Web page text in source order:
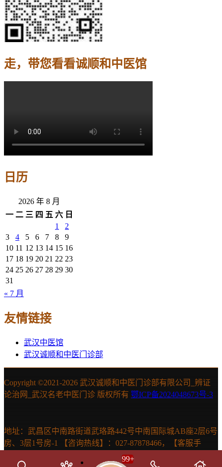
走，带您看看诚顺和中医馆
日历
2026 年 8 月
一 二 三 四 五 六 日
1
2
3
4 5 6 7 8
9
10 11 12 13 14 15 16
17 18 19 20 21 22 23
24 25 26 27 28 29 30
31
« 7 月
友情链接
武汉中医馆
武汉诚顺和中医门诊部
Copyright ©2021-2026 武汉诚顺和中医门诊部有限公司_辨证
论治网_武汉名老中医门诊 版权所有 鄂ICP备2024048673号-3
地址：武昌区中南路街道武珞路442号中南国际城AB座2层6号
房、3层1号房-1 【咨询热线】：027-87878466，【客服手
机】：15607131150 声明：本站信息仅供参考，不能作为诊断
99+